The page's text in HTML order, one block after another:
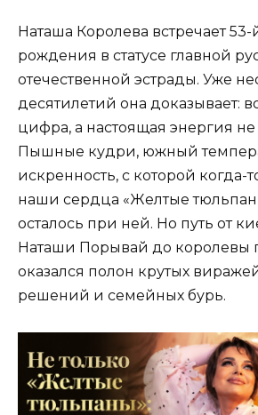
Наташа Королева встречает
рождения в статусе главной
отечественной эстрады. Уже
десятилетий она доказывает:
цифра, а настоящая энергия не
Пышные кудри, южный
искренность, с которой когда-
наши сердца «Желтые
осталось при ней. Но путь от
Наташи Порывай до королевы
оказался полон крутых
решений и семейных бурь.